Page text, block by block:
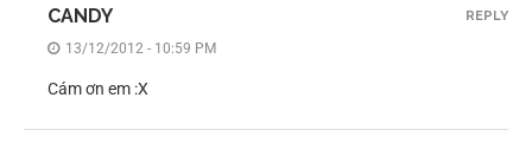
CANDY
13/12/2012 - 10:59 PM
Cám ơn em :X
REPLY